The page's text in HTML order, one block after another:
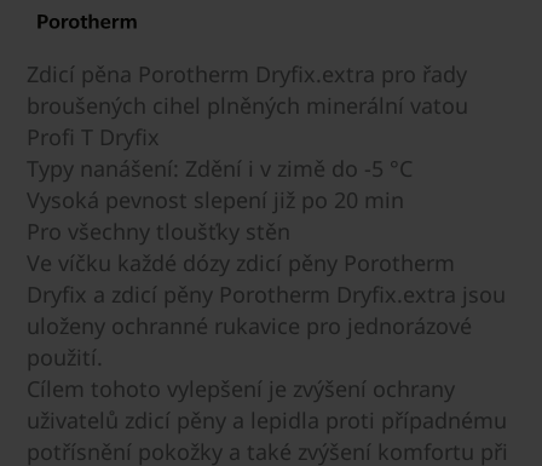
Zdicí pěna Porotherm Dryfix.extra pro řady
broušených cihel plněných minerální vatou
Profi T Dryfix
Typy nanášení: Zdění i v zimě do -5 °C
Vysoká pevnost slepení již po 20 min
Pro všechny tloušťky stěn
Ve víčku každé dózy zdicí pěny Porotherm
Dryfix a zdicí pěny Porotherm Dryfix.extra jsou
uloženy ochranné rukavice pro jednorázové
použití.
Cílem tohoto vylepšení je zvýšení ochrany
uživatelů zdicí pěny a lepidla proti případnému
potřísnění pokožky a také zvýšení komfortu při